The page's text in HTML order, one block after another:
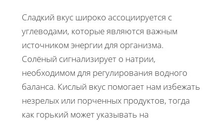
Сладкий вкус широко ассоциируется с
углеводами, которые являются важным
источником энергии для организма.
Солёный сигнализирует о натрии,
необходимом для регулирования водного
баланса. Кислый вкус помогает нам избежать
незрелых или порченных продуктов, тогда
как горький может указывать на